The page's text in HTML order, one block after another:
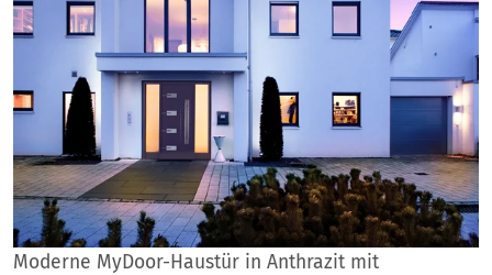
Moderne MyDoor-Haustür in Anthrazit mit